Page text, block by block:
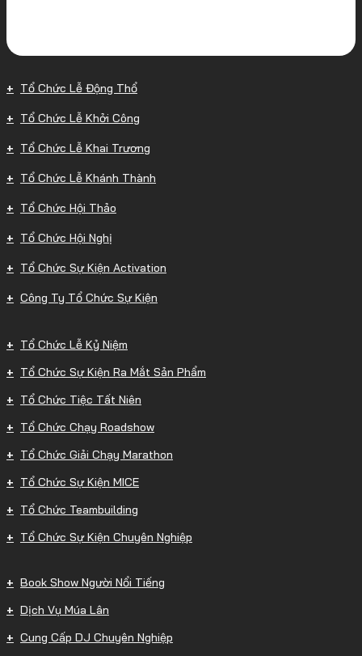
Tổ Chức Lễ Động Thổ
Tổ Chức Lễ Khởi Công
Tổ Chức Lễ Khai Trương
Tổ Chức Lễ Khánh Thành
Tổ Chức Hội Thảo
Tổ Chức Hội Nghị
Tổ Chức Sự Kiện Activation
Công Ty Tổ Chức Sự Kiện
Tổ Chức Lễ Kỷ Niệm
Tổ Chức Sự Kiện Ra Mắt Sản Phẩm
Tổ Chức Tiệc Tất Niên
Tổ Chức Chạy Roadshow
Tổ Chức Giải Chạy Marathon
Tổ Chức Sự Kiện MICE
Tổ Chức Teambuilding
Tổ Chức Sự Kiện Chuyên Nghiệp
Book Show Người Nổi Tiếng
Dịch Vụ Múa Lân
Cung Cấp DJ Chuyên Nghiệp